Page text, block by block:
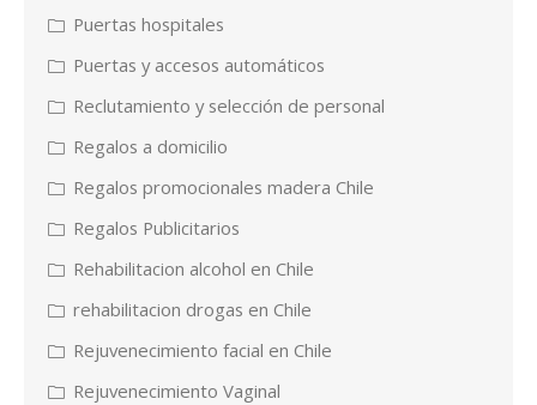
Puertas hospitales
Puertas y accesos automáticos
Reclutamiento y selección de personal
Regalos a domicilio
Regalos promocionales madera Chile
Regalos Publicitarios
Rehabilitacion alcohol en Chile
rehabilitacion drogas en Chile
Rejuvenecimiento facial en Chile
Rejuvenecimiento Vaginal